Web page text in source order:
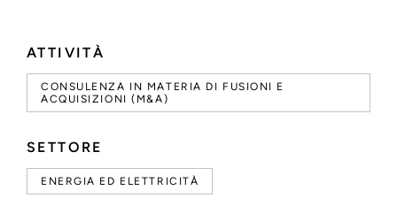
ATTIVITÀ
CONSULENZA IN MATERIA DI FUSIONI E
ACQUISIZIONI (M&A)
SETTORE
ENERGIA ED ELETTRICITÀ